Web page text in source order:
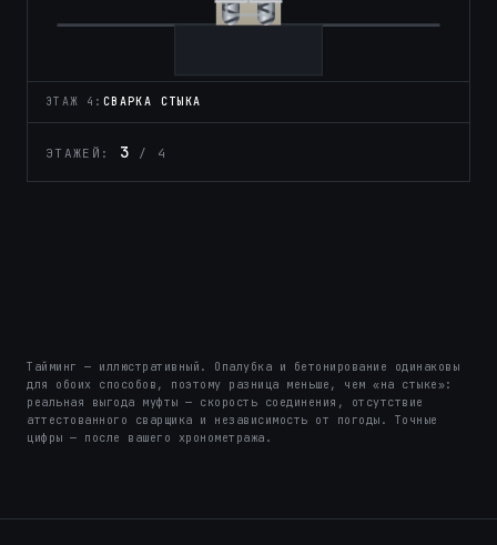
ЭТАЖ 4: БЕТОН
ЭТАЖЕЙ: 3 / 4
Тайминг — иллюстративный. Опалубка и бетонирование одинаковы
для обоих способов, поэтому разница меньше, чем «на стыке»:
реальная выгода муфты — скорость соединения, отсутствие
аттестованного сварщика и независимость от погоды. Точные
цифры — после вашего хронометража.